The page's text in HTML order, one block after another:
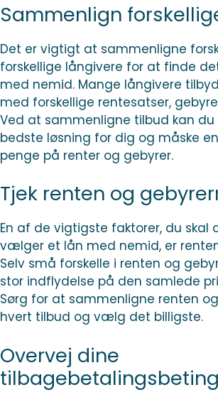
Sammenlign
Det er vigtigt at sammenligne
forskellige långivere for at finde
med nemid. Mange långivere
med forskellige rentesatser,
Ved at sammenligne tilbud kan
bedste løsning for dig og måske
penge på renter og gebyrer.
Tjek renten og
En af de vigtigste faktorer, du skal
vælger et lån med nemid, er
Selv små forskelle i renten og
stor indflydelse på den samlede
Sørg for at sammenligne renten
hvert tilbud og vælg det billigste.
Overvej dine